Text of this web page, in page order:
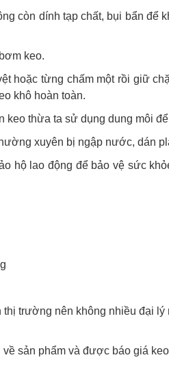
còn dính tạp chất, bụi bẩn để
keo.
hoặc từng chấm một rồi giữ
khô hoàn toàn.
keo thừa ta sử dụng dung môi
xuyên bị ngập nước, dán
hộ lao động để bảo vệ sức
trường nên không nhiều đại
sản phẩm và được báo giá